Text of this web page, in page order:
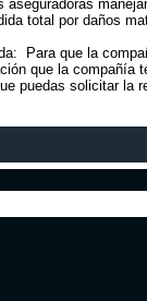
aseguradoras
total por daños
Para que la
que la compañía
puedas solicitar la